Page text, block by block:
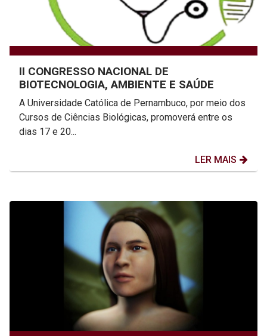
II CONGRESSO NACIONAL DE
BIOTECNOLOGIA, AMBIENTE E SAÚDE
A Universidade Católica de Pernambuco, por meio dos
Cursos de Ciências Biológicas, promoverá entre os
dias 17 e 20...
LER MAIS